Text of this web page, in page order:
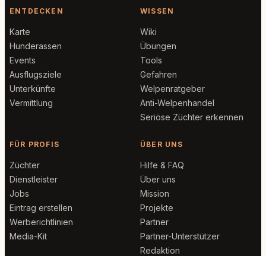
ENTDECKEN
Karte
Hunderassen
Events
Ausflugsziele
Unterkünfte
Vermittlung
WISSEN
Wiki
Übungen
Tools
Gefahren
Welpenratgeber
Anti-Welpenhandel
Seriöse Züchter erkennen
FÜR PROFIS
Züchter
Dienstleister
Jobs
Eintrag erstellen
Werberichtlinien
Media-Kit
ÜBER UNS
Hilfe & FAQ
Über uns
Mission
Projekte
Partner
Partner-Unterstützer
Redaktion